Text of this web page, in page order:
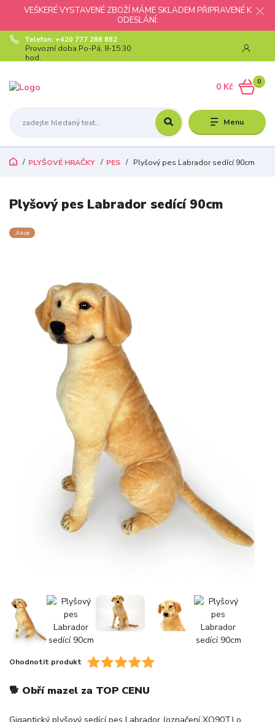
VEŠKERÉ VYSTAVENÉ ZBOŽÍ MÁME SKLADEM PŘIPRAVENÉ K
ODESLÁNÍ.
Menu
Telefon: +420 777 288 882
Provozní doba Po-Pá, 8-15:30
hod.
0
0 Kč
PLYŠOVÉ HRAČKY PES Plyšový pes Labrador sedící 90cm
Plyšový pes Labrador sedící 90cm
Akce
Ohodnotit produkt
🐕 Obří mazel za TOP CENU
Gigantický plyšový sedící pes Labrador (označení XQ90T) o